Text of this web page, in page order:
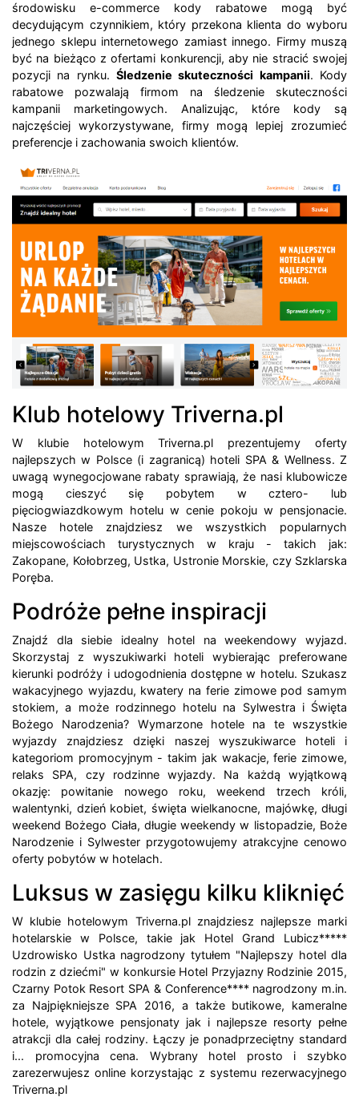
środowisku e-commerce kody rabatowe mogą być
decydującym czynnikiem, który przekona klienta do wyboru
jednego sklepu internetowego zamiast innego. Firmy muszą
być na bieżąco z ofertami konkurencji, aby nie stracić swojej
pozycji na rynku. Śledzenie skuteczności kampanii. Kody
rabatowe pozwalają firmom na śledzenie skuteczności
kampanii marketingowych. Analizując, które kody są
najczęściej wykorzystywane, firmy mogą lepiej zrozumieć
preferencje i zachowania swoich klientów.
Klub hotelowy Triverna.pl
W klubie hotelowym Triverna.pl prezentujemy oferty
najlepszych w Polsce (i zagranicą) hoteli SPA & Wellness. Z
uwagą wynegocjowane rabaty sprawiają, że nasi klubowicze
mogą cieszyć się pobytem w cztero- lub
pięciogwiazdkowym hotelu w cenie pokoju w pensjonacie.
Nasze hotele znajdziesz we wszystkich popularnych
miejscowościach turystycznych w kraju - takich jak:
Zakopane, Kołobrzeg, Ustka, Ustronie Morskie, czy Szklarska
Poręba.
Podróże pełne inspiracji
Znajdź dla siebie idealny hotel na weekendowy wyjazd.
Skorzystaj z wyszukiwarki hoteli wybierając preferowane
kierunki podróży i udogodnienia dostępne w hotelu. Szukasz
wakacyjnego wyjazdu, kwatery na ferie zimowe pod samym
stokiem, a może rodzinnego hotelu na Sylwestra i Święta
Bożego Narodzenia? Wymarzone hotele na te wszystkie
wyjazdy znajdziesz dzięki naszej wyszukiwarce hoteli i
kategoriom promocyjnym - takim jak wakacje, ferie zimowe,
relaks SPA, czy rodzinne wyjazdy. Na każdą wyjątkową
okazję: powitanie nowego roku, weekend trzech króli,
walentynki, dzień kobiet, święta wielkanocne, majówkę, długi
weekend Bożego Ciała, długie weekendy w listopadzie, Boże
Narodzenie i Sylwester przygotowujemy atrakcyjne cenowo
oferty pobytów w hotelach.
Luksus w zasięgu kilku kliknięć
W klubie hotelowym Triverna.pl znajdziesz najlepsze marki
hotelarskie w Polsce, takie jak Hotel Grand Lubicz*****
Uzdrowisko Ustka nagrodzony tytułem "Najlepszy hotel dla
rodzin z dziećmi" w konkursie Hotel Przyjazny Rodzinie 2015,
Czarny Potok Resort SPA & Conference**** nagrodzony m.in.
za Najpiękniejsze SPA 2016, a także butikowe, kameralne
hotele, wyjątkowe pensjonaty jak i najlepsze resorty pełne
atrakcji dla całej rodziny. Łączy je ponadprzeciętny standard
i... promocyjna cena. Wybrany hotel prosto i szybko
zarezerwujesz online korzystając z systemu rezerwacyjnego
Triverna.pl